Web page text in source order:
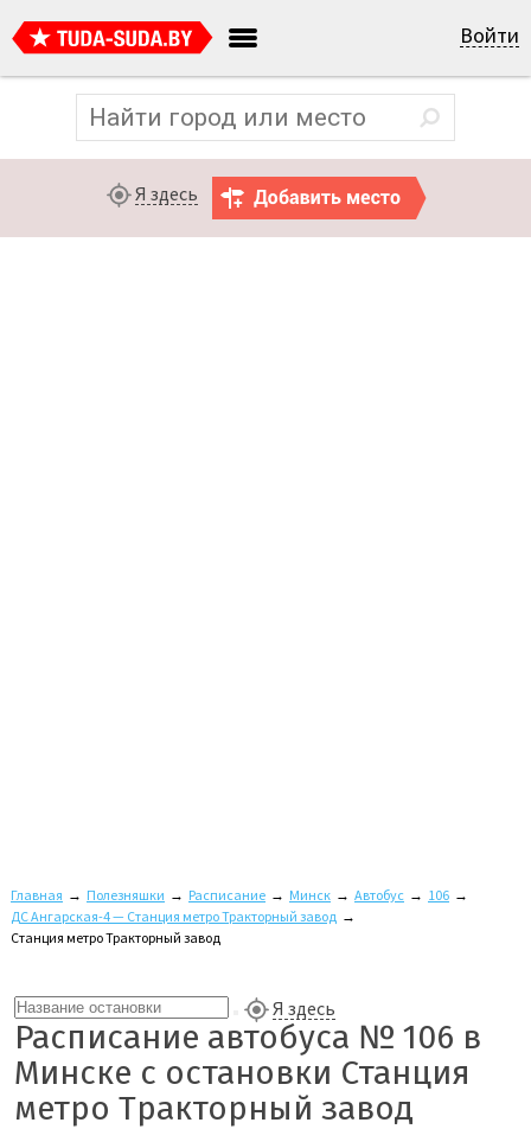
Войти
Я здесь
Главная → Полезняшки → Расписание → Минск → Автобус → 106 →
ДС Ангарская-4 — Станция метро Тракторный завод →
Станция метро Тракторный завод
Я здесь
Расписание автобуса № 106 в
Минске с остановки Станция
метро Тракторный завод